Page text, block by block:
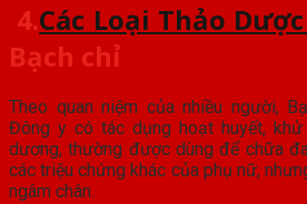
4.Các Loại Thảo
Bạch chỉ
Theo quan niệm của nhiều người,
Đông y có tác dụng hoạt huyết,
dương, thường được dùng để chữa
các triệu chứng khác của phụ nữ,
ngâm chân.